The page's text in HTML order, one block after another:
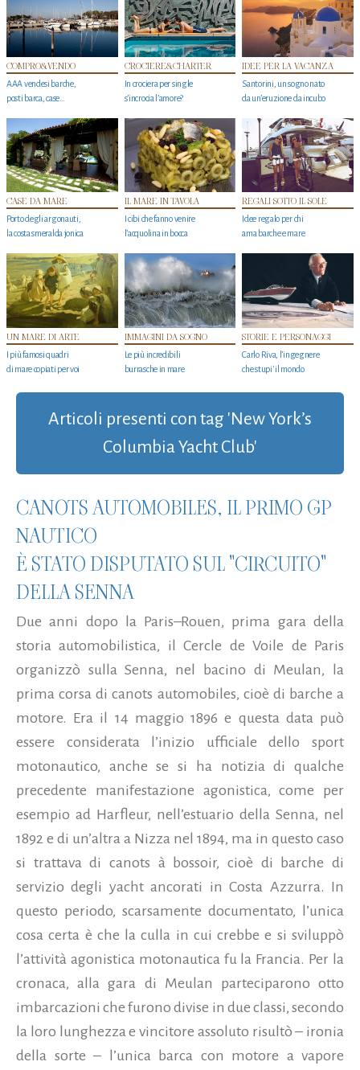
COMPRO&VENDO
AAA vendesi barche,
posti barca, case…
CROCIERE&CHARTER
In crociera per single
s'incrocia l’amore?
IDEE PER LA VACANZA
Santorini, un sogno nato
da un’eruzione da incubo
CASE DA MARE
Porto degli argonauti,
la costa smeralda jonica
IL MARE IN TAVOLA
I cibi che fanno venire
l’acquolina in bocca
REGALI SOTTO IL SOLE
Idee regalo per chi
ama barche e mare
UN MARE DI ARTE
I più famosi quadri
di mare copiati per voi
IMMAGINI DA SOGNO
Le più incredibili
burrasche in mare
STORIE E PERSONAGGI
Carlo Riva, l’ingegnere
che stupi' il mondo
Articoli presenti con tag 'New York’s
Columbia Yacht Club'
CANOTS AUTOMOBILES, IL PRIMO GP
NAUTICO
È STATO DISPUTATO SUL "CIRCUITO"
DELLA SENNA
Due anni dopo la Paris–Rouen, prima gara della
storia automobilistica, il Cercle de Voile de Paris
organizzò sulla Senna, nel bacino di Meulan, la
prima corsa di canots automobiles, cioè di barche a
motore. Era il 14 maggio 1896 e questa data può
essere considerata l’inizio ufficiale dello sport
motonautico, anche se si ha notizia di qualche
precedente manifestazione agonistica, come per
esempio ad Harfleur, nell’estuario della Senna, nel
1892 e di un’altra a Nizza nel 1894, ma in questo caso
si trattava di canots à bossoir, cioè di barche di
servizio degli yacht ancorati in Costa Azzurra. In
questo periodo, scarsamente documentato, l’unica
cosa certa è che la culla in cui crebbe e si sviluppò
l’attività agonistica motonautica fu la Francia. Per la
cronaca, alla gara di Meulan parteciparono otto
imbarcazioni che furono divise in due classi, secondo
la loro lunghezza e vincitore assoluto risultò – ironia
della sorte – l’unica barca con motore a vapore